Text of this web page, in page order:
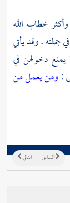
خطاب الله
جملته . وقد يأتي
دخولهن في
:ومن يعمل من
التالي السابق